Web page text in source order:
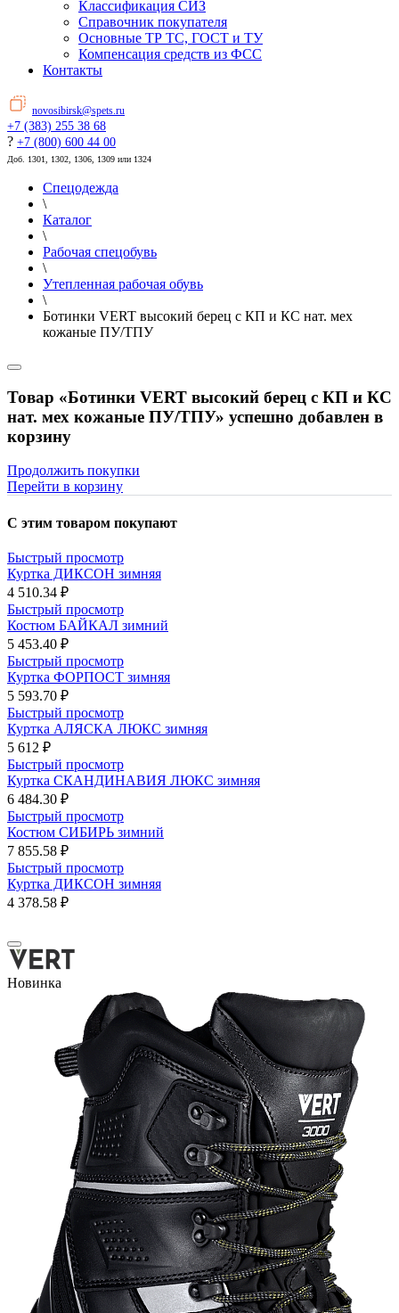
Классификация СИЗ
Справочник покупателя
Основные ТР ТС, ГОСТ и ТУ
Компенсация средств из ФСС
Контакты
novosibirsk@spets.ru
+7 (383) 255 38 68
? +7 (800) 600 44 00
Доб. 1301, 1302, 1306, 1309 или 1324
Спецодежда
\
Каталог
\
Рабочая спецобувь
\
Утепленная рабочая обувь
\
Ботинки VERT высокий берец с КП и КС нат. мех
кожаные ПУ/ТПУ
Товар «Ботинки VERT высокий берец с КП и КС
нат. мех кожаные ПУ/ТПУ» успешно добавлен в
корзину
Продолжить покупки
Перейти в корзину
С этим товаром покупают
Быстрый просмотр
Куртка ДИКСОН зимняя
4 510.34 ₽
Быстрый просмотр
Костюм БАЙКАЛ зимний
5 453.40 ₽
Быстрый просмотр
Куртка ФОРПОСТ зимняя
5 593.70 ₽
Быстрый просмотр
Куртка АЛЯСКА ЛЮКС зимняя
5 612 ₽
Быстрый просмотр
Куртка СКАНДИНАВИЯ ЛЮКС зимняя
6 484.30 ₽
Быстрый просмотр
Костюм СИБИРЬ зимний
7 855.58 ₽
Быстрый просмотр
Куртка ДИКСОН зимняя
4 378.58 ₽
Новинка